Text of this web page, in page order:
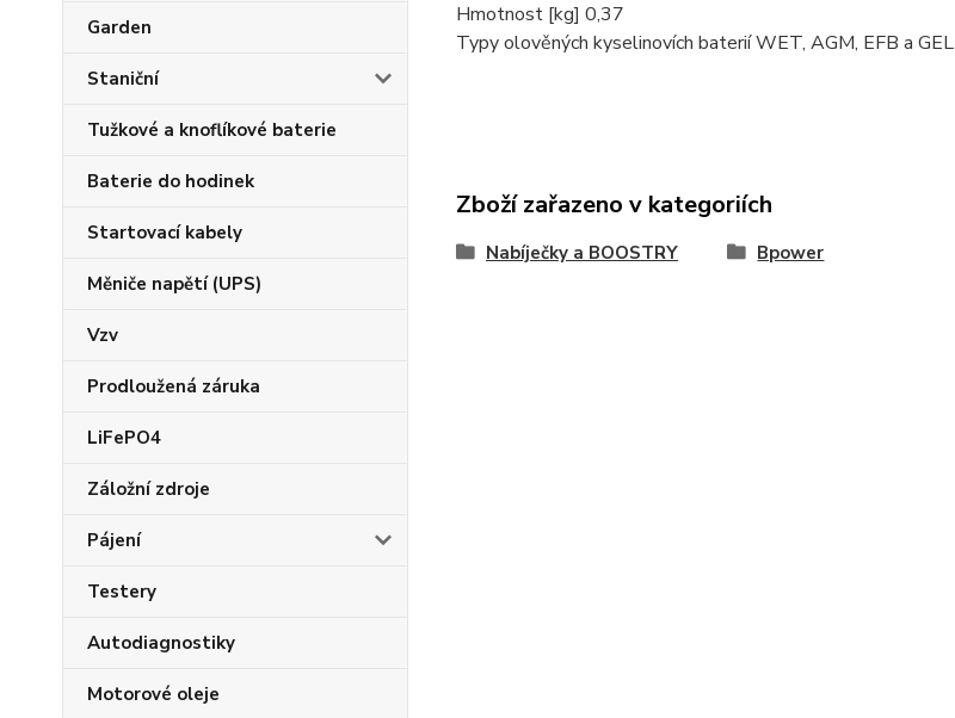
Garden
Staniční
Tužkové a knoflíkové baterie
Baterie do hodinek
Startovací kabely
Měniče napětí (UPS)
Vzv
Prodloužená záruka
LiFePO4
Záložní zdroje
Pájení
Testery
Autodiagnostiky
Motorové oleje
Hmotnost [kg] 0,37
Typy olověných kyselinovích baterií­ WET, AGM, EFB a GEL
Zboží zařazeno v kategoriích
Nabíječky a BOOSTRY Bpower